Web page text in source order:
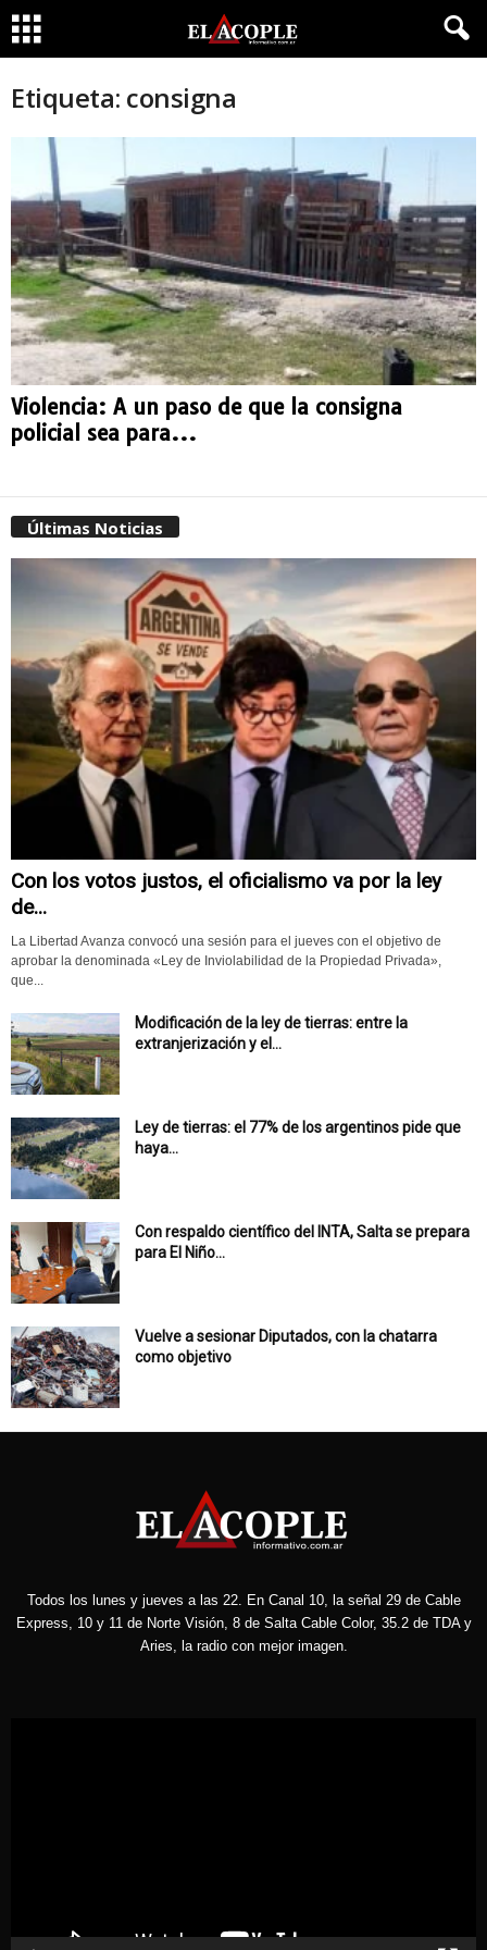
Etiqueta: consigna
Violencia: A un paso de que la consigna
policial sea para...
Últimas Noticias
Con los votos justos, el oficialismo va por la ley
de...
La Libertad Avanza convocó una sesión para el jueves con el objetivo de
aprobar la denominada «Ley de Inviolabilidad de la Propiedad Privada»,
que...
Modificación de la ley de tierras: entre la
extranjerización y el...
Ley de tierras: el 77% de los argentinos pide que
haya...
Con respaldo científico del INTA, Salta se prepara
para El Niño...
Vuelve a sesionar Diputados, con la chatarra
como objetivo
Todos los lunes y jueves a las 22. En Canal 10, la señal 29 de Cable
Express, 10 y 11 de Norte Visión, 8 de Salta Cable Color, 35.2 de TDA y
Aries, la radio con mejor imagen.